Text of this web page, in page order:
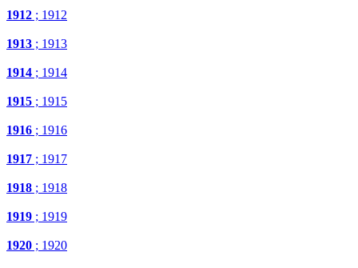
1912 ; 1912
1913 ; 1913
1914 ; 1914
1915 ; 1915
1916 ; 1916
1917 ; 1917
1918 ; 1918
1919 ; 1919
1920 ; 1920